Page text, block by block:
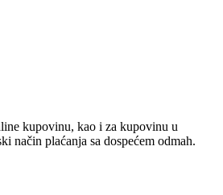
kupovinu, kao i za kupovinu u
način plaćanja sa dospećem odmah.